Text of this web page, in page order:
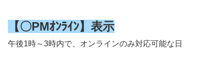
【〇PMｵﾝﾗｲﾝ】表示
午後1時～3時内で、オンラインのみ対応可能な日